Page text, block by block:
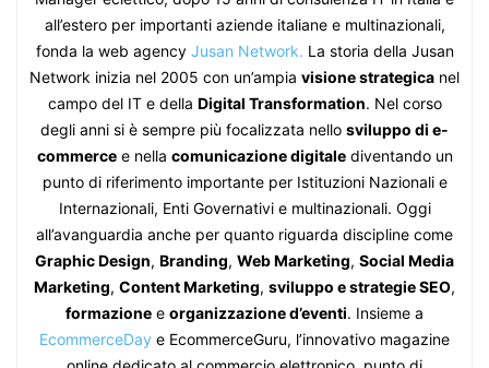
all’estero per importanti aziende italiane e multinazionali,
fonda la web agency Jusan Network. La storia della Jusan
Network inizia nel 2005 con un’ampia visione strategica nel
campo del IT e della Digital Transformation. Nel corso
degli anni si è sempre più focalizzata nello sviluppo di e-
commercee nella comunicazione digitalediventando un
punto di riferimento importante per Istituzioni Nazionali e
Internazionali, Enti Governativi e multinazionali. Oggi
all’avanguardia anche per quanto riguarda discipline come
Graphic Design, Branding, Web Marketing, Social Media
Marketing, Content Marketing, sviluppo e strategie SEO,
formazione e organizzazione d’eventi. Insieme a
EcommerceDay e EcommerceGuru, l’innovativo magazine